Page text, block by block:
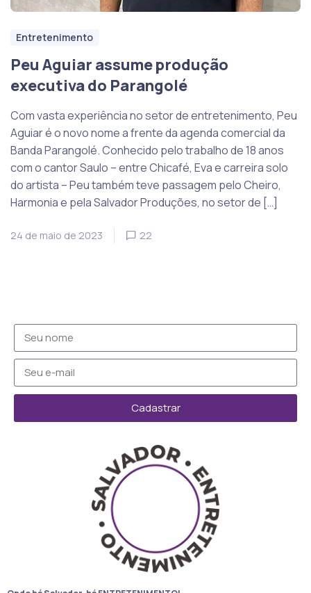
Entretenimento
Peu Aguiar assume produção
executiva do Parangolé
Com vasta experiência no setor de entretenimento, Peu
Aguiar é o novo nome a frente da agenda comercial da
Banda Parangolé. Conhecido pelo trabalho de 18 anos
com o cantor Saulo – entre Chicafé, Eva e carreira solo
do artista – Peu também teve passagem pelo Cheiro,
Harmonia e pela Salvador Produções, no setor de […]
24 de maio de 2023 22
Cadastrar